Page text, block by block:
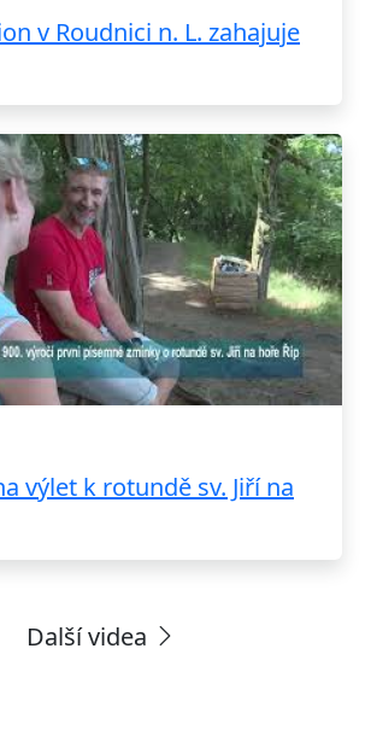
v Roudnici n. L. zahajuje
výlet k rotundě sv. Jiří na
Další videa